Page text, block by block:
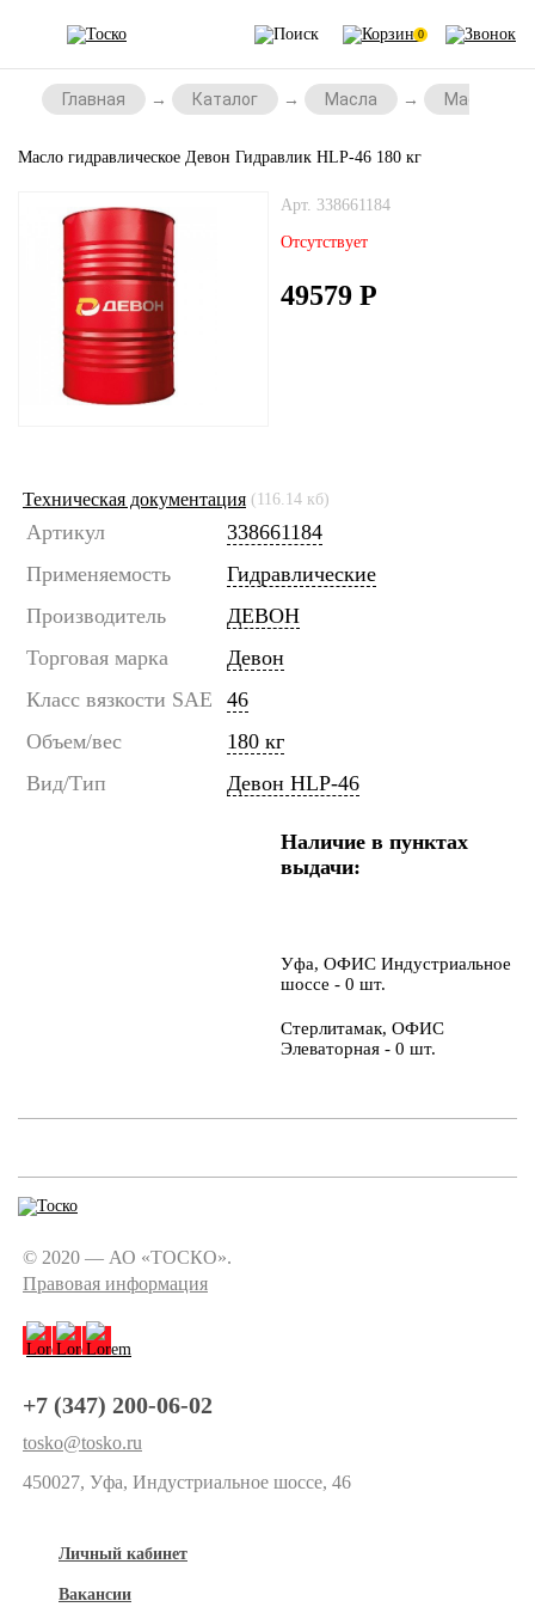
0
Главная Каталог Масла Масла для
Масло гидравлическое Девон Гидравлик HLP-46 180 кг
Арт. 338661184
Отсутствует
49579 Р
Техническая документация (116.14 кб)
Артикул
338661184
Применяемость
Гидравлические
Производитель
ДЕВОН
Торговая марка
Девон
Класс вязкости SAE
46
Объем/вес
180 кг
Вид/Тип
Девон HLP-46
Наличие в пунктах
выдачи:
Уфа, ОФИС Индустриальное
шоссе - 0 шт.
Стерлитамак, ОФИС
Элеваторная - 0 шт.
© 2020 — АО «ТОСКО».
Правовая информация
+7 (347) 200-06-02
tosko@tosko.ru
450027, Уфа, Индустриальное шоссе, 46
Личный кабинет
Вакансии